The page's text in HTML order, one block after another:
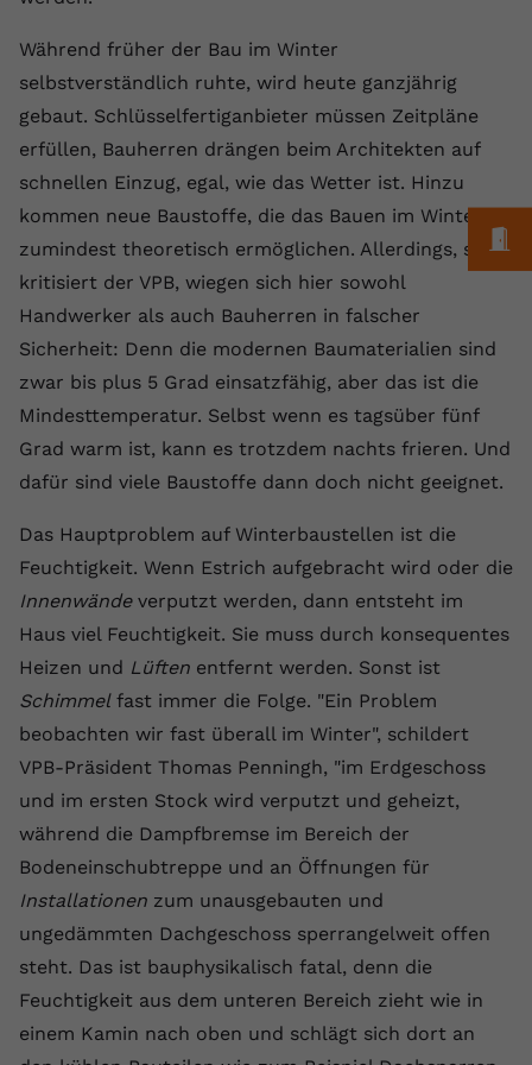
Während früher der Bau im Winter
selbstverständlich ruhte, wird heute ganzjährig
gebaut. Schlüsselfertiganbieter müssen Zeitpläne
erfüllen, Bauherren drängen beim Architekten auf
schnellen Einzug, egal, wie das Wetter ist. Hinzu
kommen neue Baustoffe, die das Bauen im Winter
zumindest theoretisch ermöglichen. Allerdings, so
kritisiert der VPB, wiegen sich hier sowohl
Handwerker als auch Bauherren in falscher
Sicherheit: Denn die modernen Baumaterialien sind
zwar bis plus 5 Grad einsatzfähig, aber das ist die
Mindesttemperatur. Selbst wenn es tagsüber fünf
Grad warm ist, kann es trotzdem nachts frieren. Und
dafür sind viele Baustoffe dann doch nicht geeignet.
Das Hauptproblem auf Winterbaustellen ist die
Feuchtigkeit. Wenn Estrich aufgebracht wird oder die
Innenwändeverputzt werden, dann entsteht im
Haus viel Feuchtigkeit. Sie muss durch konsequentes
Heizen und Lüften entfernt werden. Sonst ist
Schimmelfast immer die Folge. "Ein Problem
beobachten wir fast überall im Winter", schildert
VPB-Präsident Thomas Penningh, "im Erdgeschoss
und im ersten Stock wird verputzt und geheizt,
während die Dampfbremse im Bereich der
Bodeneinschubtreppe und an Öffnungen für
Installationen zum unausgebauten und
ungedämmten Dachgeschoss sperrangelweit offen
steht. Das ist bauphysikalisch fatal, denn die
Feuchtigkeit aus dem unteren Bereich zieht wie in
einem Kamin nach oben und schlägt sich dort an
Laufzeit
Dieser Wert speichert Ihre Consent-
Einstellungen. Unter anderem eine
zufällig generierte ID, für die
vorgenommen Einstellungen, falls der
Webseiten-Betreiber dies eingestellt
hat.
Name fe_typo_user
Anbieter VPB.de
Laufzeit Session
Dieses Cookie wird verwendet, um die
Benutzereinstellungen zu ermöglichen.
Informationen zur Nutzung der
Website zu erfassen.
Name
Anbieter Google Ads
Laufzeit 90 Tage
Wird von Google Ads für das
Conversion-Tracking verwendet, um
Werbeklicks der Nutzung auf unserer
Website zuzuordnen.
Externe Inhalte
um Ihnen zusätzliche Informationen anzubieten.
Name vuid
Anbieter vimeo.com
Laufzeit 2 Jahre
Zweck
Tracking-Informationen zu sammeln,
indem es eine eindeutige ID zum
Einbetten von Videos auf der Website
Anbieter youtube.com
Laufzeit 2 Jahre
Zweck
YouTube setzt dieses Cookie über
eingebettete YouTube-Videos und
registriert anonyme statistische Daten.
Name yt-remote-device-id
Anbieter Youtube.com
Laufzeit Session
YouTube setzt diesen Cookie, um die
Videopräferenzen des Benutzers zu
speichern, der eingebettete YouTube-
Videos verwendet.
Cookie-Informationen anzeigen